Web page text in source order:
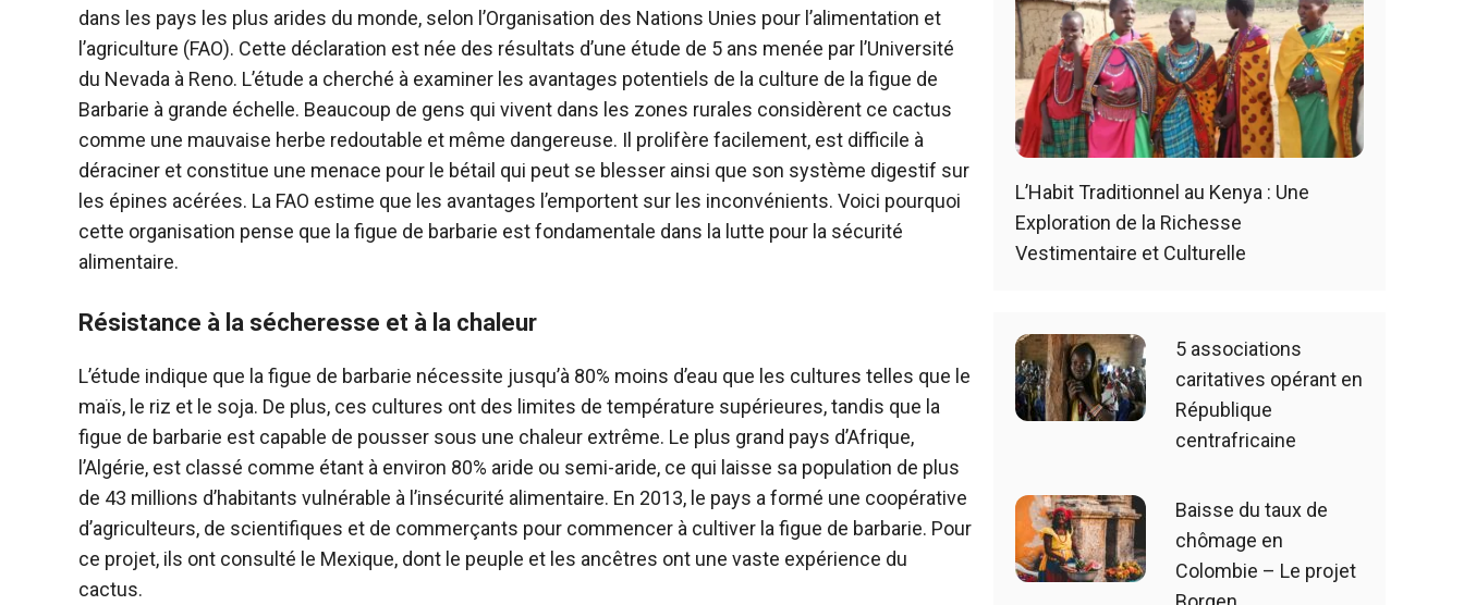
dans les pays les plus arides du monde, selon l’Organisation des Nations Unies pour l’alimentation et
l’agriculture (FAO). Cette déclaration est née des résultats d’une étude de 5 ans menée par l’Université
du Nevada à Reno. L’étude a cherché à examiner les avantages potentiels de la culture de la figue de
Barbarie à grande échelle. Beaucoup de gens qui vivent dans les zones rurales considèrent ce cactus
comme une mauvaise herbe redoutable et même dangereuse. Il prolifère facilement, est difficile à
déraciner et constitue une menace pour le bétail qui peut se blesser ainsi que son système digestif sur
les épines acérées. La FAO estime que les avantages l’emportent sur les inconvénients. Voici pourquoi
cette organisation pense que la figue de barbarie est fondamentale dans la lutte pour la sécurité
alimentaire.
Résistance à la sécheresse et à la chaleur
L’étude indique que la figue de barbarie nécessite jusqu’à 80% moins d’eau que les cultures telles que le
maïs, le riz et le soja. De plus, ces cultures ont des limites de température supérieures, tandis que la
figue de barbarie est capable de pousser sous une chaleur extrême. Le plus grand pays d’Afrique,
l’Algérie, est classé comme étant à environ 80% aride ou semi-aride, ce qui laisse sa population de plus
de 43 millions d’habitants vulnérable à l’insécurité alimentaire. En 2013, le pays a formé une coopérative
d’agriculteurs, de scientifiques et de commerçants pour commencer à cultiver la figue de barbarie. Pour
ce projet, ils ont consulté le Mexique, dont le peuple et les ancêtres ont une vaste expérience du
cactus.
L’Habit Traditionnel au Kenya : Une
Exploration de la Richesse
Vestimentaire et Culturelle
5 associations
caritatives opérant en
République
centrafricaine
Baisse du taux de
chômage en
Colombie – Le projet